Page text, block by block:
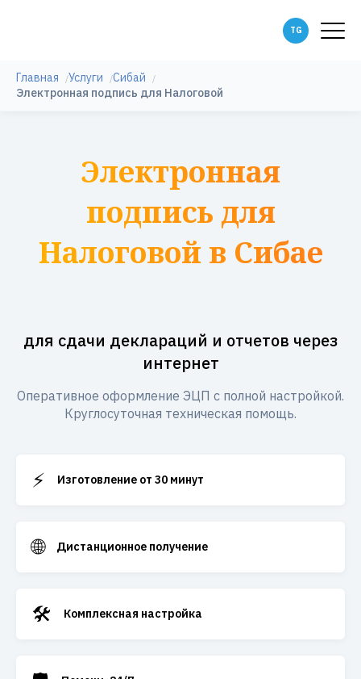
Главная Услуги
Сибай
Электронная подпись для Налоговой
Электронная
подпись для
Налоговой в Сибае
для сдачи деклараций и отчетов через
интернет
Оперативное оформление ЭЦП с полной настройкой.
Круглосуточная техническая помощь.
⚡ Изготовление от 30 минут
🌐 Дистанционное получение
🛠️ Комплексная настройка